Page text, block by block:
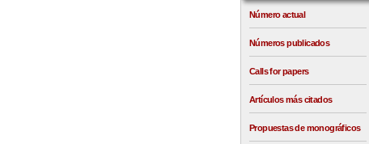
Número actual
Números publicados
Calls for papers
Artículos más citados
Propuestas de monográficos